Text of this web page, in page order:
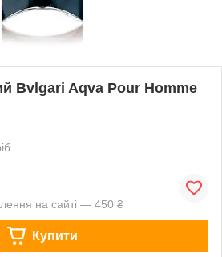
Bvlgari Aqva Pour Homme
на сайті — 450 ₴
Купити